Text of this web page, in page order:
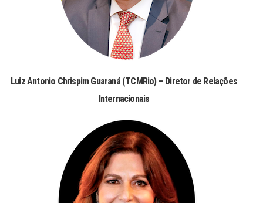
Luiz Antonio Chrispim Guaraná (TCMRio) – Diretor de Relações
Internacionais